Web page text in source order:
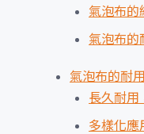
氣泡布的
氣泡布的
氣泡布的耐
長久耐用
多樣化應